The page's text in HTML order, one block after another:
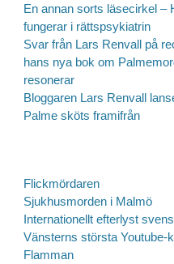
En annan sorts läsecirkel –
fungerar i rättspsykiatrin
Svar från Lars Renvall på
hans nya bok om
resonerar
Bloggaren Lars Renvall
Palme sköts framifrån
Flickmördaren
Sjukhusmorden i Malmö
Internationellt efterlyst
Vänsterns största Youtube-
Flamman